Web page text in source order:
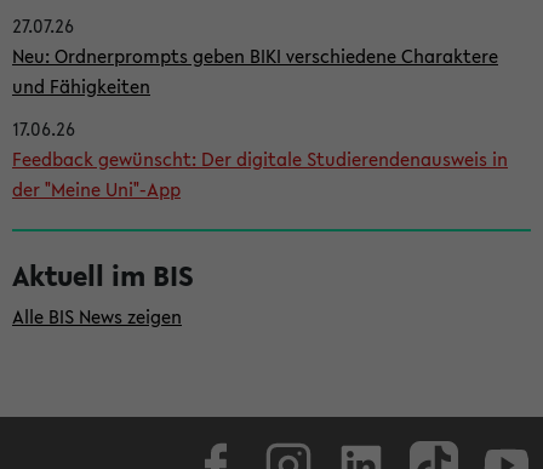
e
n
l
e
i
s
t
e
27.07.26
Neu: Ordnerprompts geben BIKI verschiedene Charaktere
und Fähigkeiten
17.06.26
Feedback gewünscht: Der digitale Studierendenausweis in
der "Meine Uni"-App
Aktuell im BIS
Alle BIS News zeigen